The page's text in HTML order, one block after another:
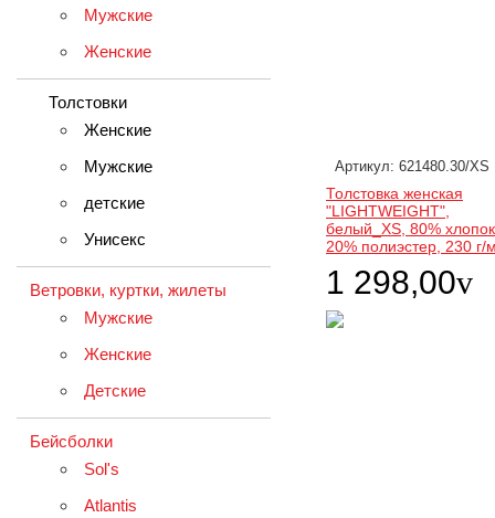
Мужские
Женские
Толстовки
Женские
Мужские
детские
Унисекс
Ветровки, куртки, жилеты
Мужские
Женские
Детские
Бейсболки
Sol's
Atlantis
Артикул: 621480.30/XS
Толстовка женская
"LIGHTWEIGHT",
белый_XS, 80%
20% полиэстер, 230 г/
1 298,00v